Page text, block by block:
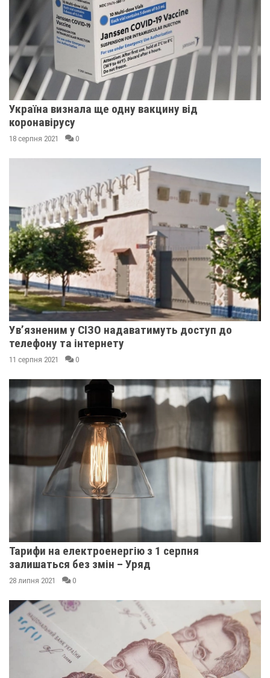
Україна визнала ще одну вакцину від
коронавірусу
18 серпня 2021 0
Ув’язненим у СІЗО надаватимуть доступ до
телефону та інтернету
11 серпня 2021 0
Тарифи на електроенергію з 1 серпня
залишаться без змін – Уряд
28 липня 2021 0